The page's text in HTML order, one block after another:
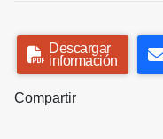
Descargar
información
Compartir